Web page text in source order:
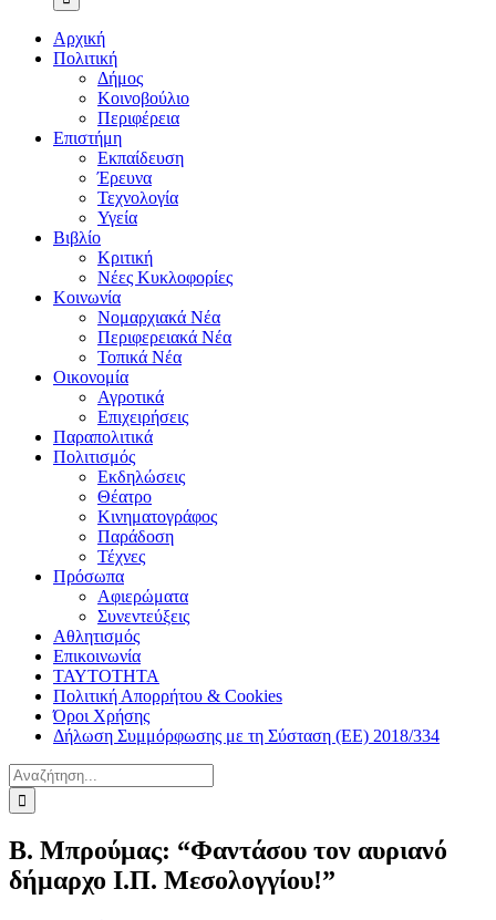
Αρχική
Πολιτική
Δήμος
Κοινοβούλιο
Περιφέρεια
Επιστήμη
Εκπαίδευση
Έρευνα
Τεχνολογία
Υγεία
Βιβλίο
Κριτική
Νέες Κυκλοφορίες
Κοινωνία
Νομαρχιακά Νέα
Περιφερειακά Νέα
Τοπικά Νέα
Οικονομία
Αγροτικά
Επιχειρήσεις
Παραπολιτικά
Πολιτισμός
Εκδηλώσεις
Θέατρο
Κινηματογράφος
Παράδοση
Τέχνες
Πρόσωπα
Αφιερώματα
Συνεντεύξεις
Αθλητισμός
Επικοινωνία
ΤΑΥΤΟΤΗΤΑ
Πολιτική Απορρήτου & Cookies
Όροι Χρήσης
Δήλωση Συμμόρφωσης με τη Σύσταση (ΕΕ) 2018/334
Αναζήτηση
για:
Β. Μπρούμας: “Φαντάσου τον αυριανό
δήμαρχο Ι.Π. Μεσολογγίου!”